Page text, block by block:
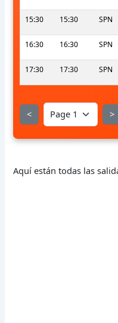
15:30 15:30 SPN
16:30 16:30 SPN
17:30 17:30 SPN
< >
Aquí están todas las